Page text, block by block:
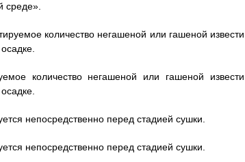
среде».
количество негашеной или гашеной извести
количество негашеной или гашеной извести
непосредственно перед стадией сушки.
непосредственно перед стадией сушки.